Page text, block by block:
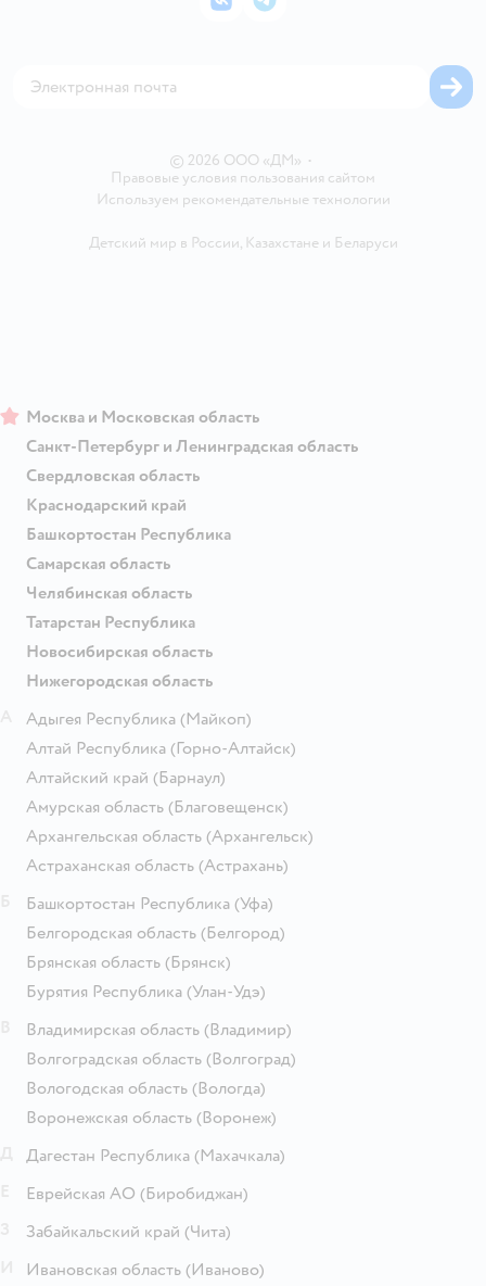
Политика использования файлов cookie
Проверка баланса подарочной карты
© 2026 ООО «ДМ» •
Правовые условия пользования сайтом
Используем рекомендательные технологии
Детский мир в России, Казахстанеи Беларуси
ВКонтактеTelegram
Москва и Московская область
Санкт-Петербург и Ленинградская область
Свердловская область
Краснодарский край
Башкортостан Республика
Самарская область
Челябинская область
Татарстан Республика
Новосибирская область
Нижегородская область
Адыгея Республика (Майкоп)
Алтай Республика (Горно-Алтайск)
Алтайский край (Барнаул)
Амурская область (Благовещенск)
Архангельская область (Архангельск)
Астраханская область (Астрахань)
Башкортостан Республика (Уфа)
Белгородская область (Белгород)
Брянская область (Брянск)
Бурятия Республика (Улан-Удэ)
Владимирская область (Владимир)
Волгоградская область (Волгоград)
Вологодская область (Вологда)
Воронежская область (Воронеж)
Дагестан Республика (Махачкала)
Еврейская АО (Биробиджан)
Забайкальский край (Чита)
Ивановская область (Иваново)